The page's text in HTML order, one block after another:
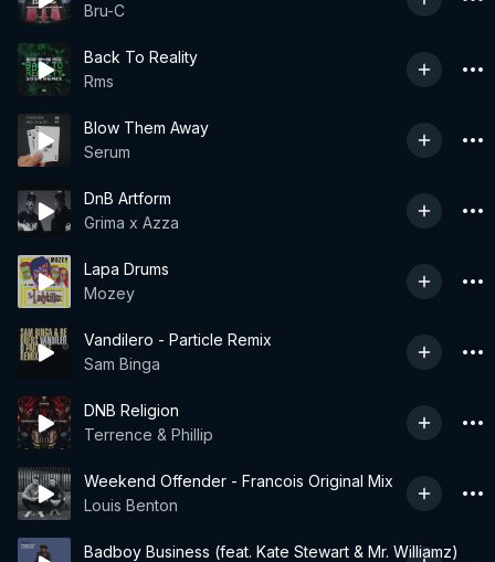
Bru-C
Back To Reality
Rms
Blow Them Away
Serum
DnB Artform
Grima x Azza
Lapa Drums
Mozey
Vandilero - Particle Remix
Sam Binga
DNB Religion
Terrence & Phillip
Weekend Offender - Francois Original Mix
Louis Benton
Badboy Business (feat. Kate Stewart & Mr. Williamz)